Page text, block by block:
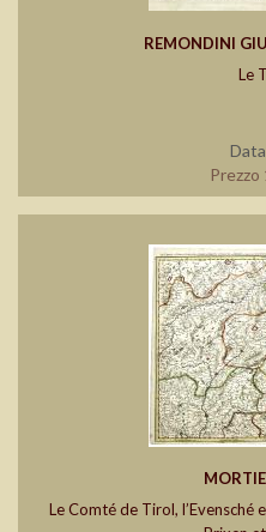
REMONDINI
Le
Prezzo
Le Comté de Tirol, l’Evensché